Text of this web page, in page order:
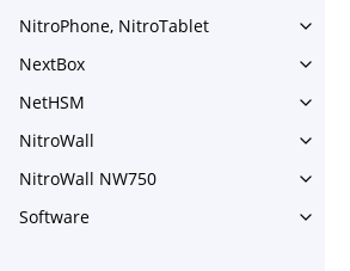
NitroPhone, NitroTablet
NextBox
NetHSM
NitroWall
NitroWall NW750
Software